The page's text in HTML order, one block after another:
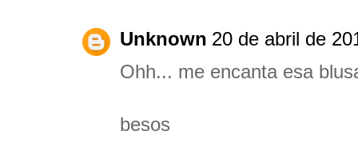
Unknown 20 de abril de
Ohh... me encanta esa
besos